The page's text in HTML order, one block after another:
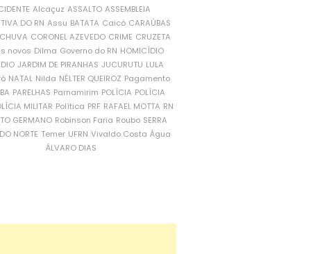
Alcaçuz ASSALTO ASSEMBLEIA
DO RN Assu BATATA Caicó CARAÚBAS
CORONEL AZEVEDO CRIME CRUZETA
novos Dilma Governo do RN HOMICÍDIO
JARDIM DE PIRANHAS JUCURUTU LULA
NATAL Nilda NÉLTER QUEIROZ Pagamento
PARELHAS Parnamirim POLÍCIA POLÍCIA
MILITAR Política PRF RAFAEL MOTTA RN
GERMANO Robinson Faria Roubo SERRA
NORTE Temer UFRN Vivaldo Costa Água
ÁLVARO DIAS